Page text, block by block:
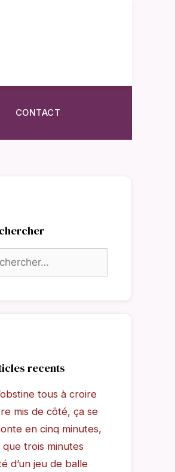
CONTACT
:
recents
tous à croire
mis de côté, ça se
en cinq minutes,
que trois minutes
d’un jeu de balle